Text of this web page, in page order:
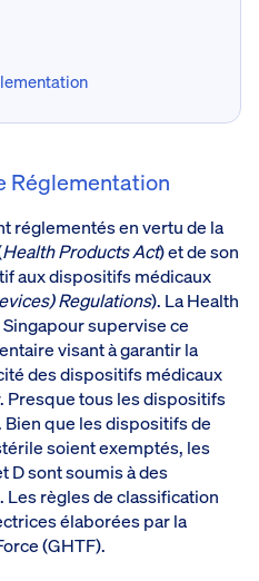
Réglementation
réglementés en vertu de la
Health Products Act) et de son
aux dispositifs médicaux
Regulations). La Health
supervise ce
visant à garantir la
des dispositifs médicaux
Presque tous les dispositifs
que les dispositifs de
soient exemptés, les
D sont soumis à des
règles de classification
élaborées par la
(GHTF).